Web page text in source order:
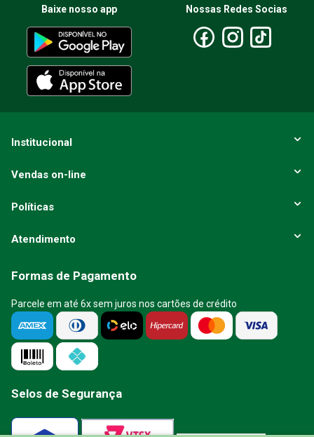
ENVIAR AVALIAÇÃO
Baixe nosso app Nossas Redes Socias
Institucional
Vendas on-line
Políticas
Atendimento
Formas de Pagamento
Parcele em até 6x sem juros nos cartões de crédito
Selos de Segurança